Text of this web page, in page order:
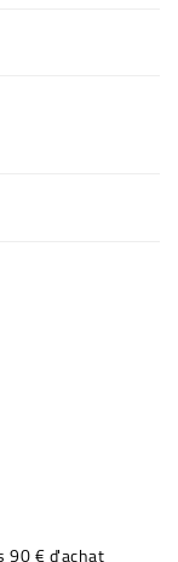
90 € d'achat